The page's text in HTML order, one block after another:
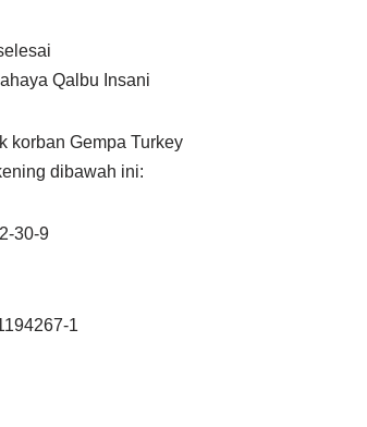
Qalbu Insani
korban Gempa Turkey
dibawah ini:
30-9
1